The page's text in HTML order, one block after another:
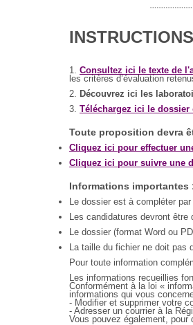
INSTRUCTIONS
1. Consultez ici le texte de
les critères d’évaluation
2. Découvrez ici les
3. Téléchargez ici le dossier
Toute proposition devra
Cliquez ici pour effectuer
Cliquez ici pour suivre une
Informations importantes
Le dossier est à compléter
Les candidatures devront
Le dossier (format Word ou
La taille du fichier ne doit pas
Pour toute information
Les informations recueillies
Conformément à la loi «
informations qui vous
- Modifier et supprimer votre
- Adresser un courrier à la
Vous pouvez également,